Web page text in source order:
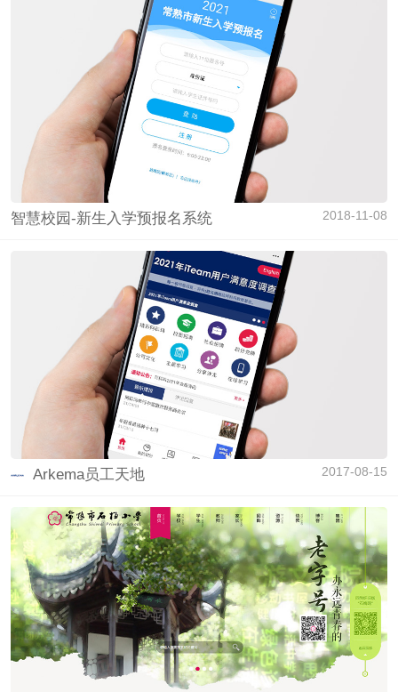
智慧校园-新生入学预报名系统 2018-11-08
Arkema员工天地 2017-08-15